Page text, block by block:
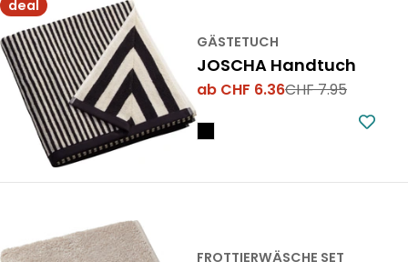
deal
GÄSTETUCH
JOSCHA Handtuch
Verkaufspreis
ab CHF 6.36
Regulärer
CHF 7.95
FROTTIERWÄSCHE SET